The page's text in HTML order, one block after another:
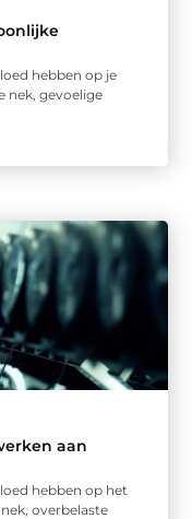
hebben op je
nek, gevoelige
aan
hebben op het
overbelaste